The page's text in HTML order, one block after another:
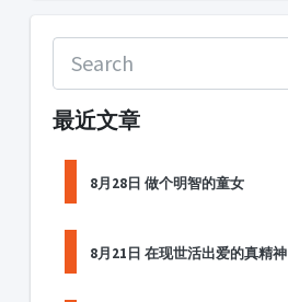
最近文章
8月28日 做个明智的童女
8月21日 在现世活出爱的真精神